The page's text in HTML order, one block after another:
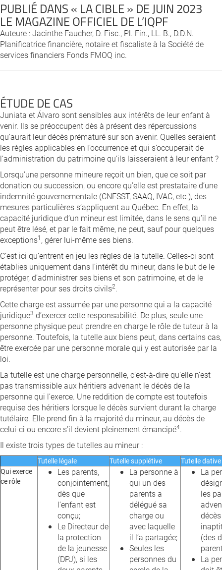
PUBLIÉ DANS « LA CIBLE » DE JUIN 2023
LE MAGAZINE OFFICIEL DE L’IQPF
Auteure : Jacinthe Faucher, D. Fisc., Pl. Fin., LL. B., D.D.N.
Planificatrice financière, notaire et fiscaliste à la Société de
services financiers Fonds FMOQ inc.
ÉTUDE DE CAS
Juniata et Álvaro sont sensibles aux intérêts de leur enfant à
venir. Ils se préoccupent dès à présent des répercussions
qu’aurait leur décès prématuré sur son avenir. Quelles seraient
les règles applicables en l’occurrence et qui s’occuperait de
l’administration du patrimoine qu’ils laisseraient à leur enfant ?
Lorsqu’une personne mineure reçoit un bien, que ce soit par
donation ou succession, ou encore qu’elle est prestataire d’une
indemnité gouvernementale (CNESST, SAAQ, IVAC, etc.), des
mesures particulières s’appliquent au Québec. En effet, la
capacité juridique d’un mineur est limitée, dans le sens qu’il ne
peut être lésé, et par le fait même, ne peut, sauf pour quelques
exceptions1 , gérer lui-même ses biens.
C’est ici qu’entrent en jeu les règles de la tutelle. Celles-ci sont
établies uniquement dans l’intérêt du mineur, dans le but de le
protéger, d’administrer ses biens et son patrimoine, et de le
représenter pour ses droits civils2.
Cette charge est assumée par une personne qui a la capacité
juridique3 d’exercer cette responsabilité. De plus, seule une
personne physique peut prendre en charge le rôle de tuteur à la
personne. Toutefois, la tutelle aux biens peut, dans certains cas,
être exercée par une personne morale qui y est autorisée par la
loi.
La tutelle est une charge personnelle, c’est-à-dire qu’elle n’est
pas transmissible aux héritiers advenant le décès de la
personne qui l’exerce. Une reddition de compte est toutefois
requise des héritiers lorsque le décès survient durant la charge
tutélaire. Elle prend fin à la majorité du mineur, au décès de
celui-ci ou encore s’il devient pleinement émancipé4.
Il existe trois types de tutelles au mineur :
Tutelle légale Tutelle supplétive
Tutelle dative
Qui exerce
ce rôle
Les parents,
conjointement,
dès que
l’enfant est
conçu;
Le Directeur de
la protection
de la jeunesse
(DPJ), si les
La personne à
qui un des
parents a
délégué sa
charge ou
avec laquelle
il l’a partagée;
Seules les
personnes du
La
les
(des
La